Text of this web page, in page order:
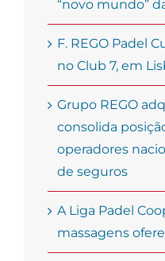
“novo mundo”
F. REGO Padel
no Club 7, em
Grupo REGO
consolida
operadores
de seguros
A Liga Padel
massagens